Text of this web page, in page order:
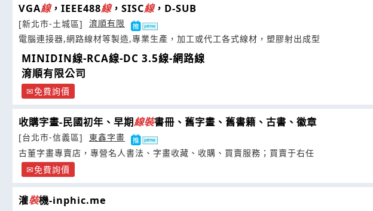
VGA線，IEEE488線，SISC線，D-SUB
[新北市-土城區]
淯順有限
電腦連接器,網路線材等製造,專業生產，加工或代工各式線材，塑膠射出成型
MINIDIN線-RCA線-DC 3.5線-網路線
淯順有限公司
免費詢價
收購字畫-民國初年、早期線裝書冊、舊字畫、舊書籍、古書、徽章
[台北市-信義區]
東鑫字畫
古董字畫專賣店，專營名人書法、字畫收藏、收購、買賣服務；買賣于右任
免費詢價
灌裝機-inphic.me